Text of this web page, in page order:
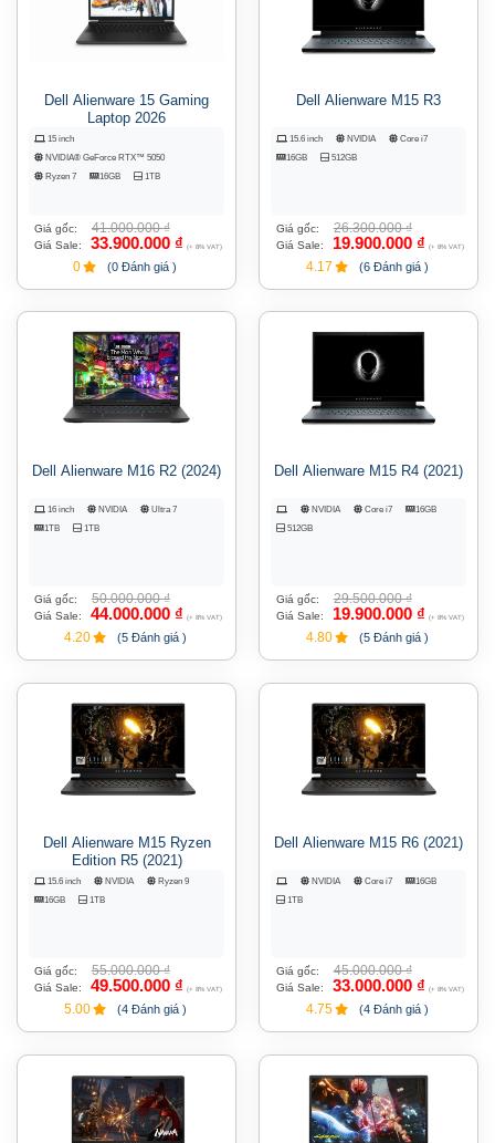
Dell Alienware 15 Gaming
Laptop 2026
15 inch
NVIDIA® GeForce RTX™ 5050
Ryzen 7
16GB 1TB
Giá gốc: 41.000.000₫
Giá Sale: 33.900.000 ₫ (+ 8% VAT)
0 (0 Đánh giá )
Dell Alienware M15 R3
15.6 inch NVIDIA
Core i7
16GB
512GB
Giá gốc: 26.300.000₫
Giá Sale: 19.900.000 ₫ (+ 8% VAT)
4.17 (6 Đánh giá )
Dell Alienware M16 R2 (2024)
16 inch NVIDIA
Ultra 7
1TB
1TB
Giá gốc: 50.000.000₫
Giá Sale: 44.000.000 ₫ (+ 8% VAT)
4.20 (5 Đánh giá )
Dell Alienware M15 R4 (2021)
NVIDIA Core i7
16GB
512GB
Giá gốc: 29.500.000₫
Giá Sale: 19.900.000 ₫ (+ 8% VAT)
4.80 (5 Đánh giá )
Dell Alienware M15 Ryzen
Edition R5 (2021)
15.6 inch NVIDIA
Ryzen 9
16GB
1TB
Giá gốc: 55.000.000₫
Giá Sale: 49.500.000 ₫ (+ 8% VAT)
5.00 (4 Đánh giá )
Dell Alienware M15 R6 (2021)
NVIDIA Core i7
16GB
1TB
Giá gốc: 45.000.000₫
Giá Sale: 33.000.000 ₫ (+ 8% VAT)
4.75 (4 Đánh giá )